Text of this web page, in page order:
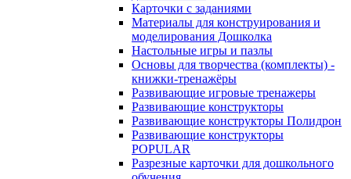
Карточки с заданиями
Материалы для конструирования и
моделирования Дошколка
Настольные игры и пазлы
Основы для творчества (комплекты) -
книжки-тренажёры
Развивающие игровые тренажеры
Развивающие конструкторы
Развивающие конструкторы Полидрон
Развивающие конструкторы
POPULAR
Разрезные карточки для дошкольного